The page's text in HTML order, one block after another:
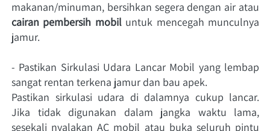
cairan pembersih mobil untuk mencegah munculnya
jamur.
- Pastikan Sirkulasi Udara Lancar Mobil yang lembap
sangat rentan terkena jamur dan bau apek.
Pastikan sirkulasi udara di dalamnya cukup lancar.
Jika tidak digunakan dalam jangka waktu lama,
sesekali nyalakan AC mobil atau buka seluruh pintu